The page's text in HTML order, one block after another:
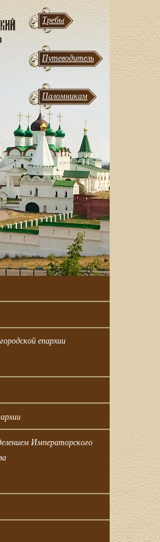
Требы
Путеводитель
Паломникам
епархии
Императорского